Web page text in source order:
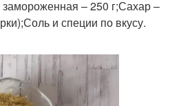
– 250 г;Сахар –
и специи по вкусу.